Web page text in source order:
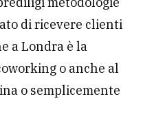
di ricevere clienti
a Londra è la
o anche al
o semplicemente